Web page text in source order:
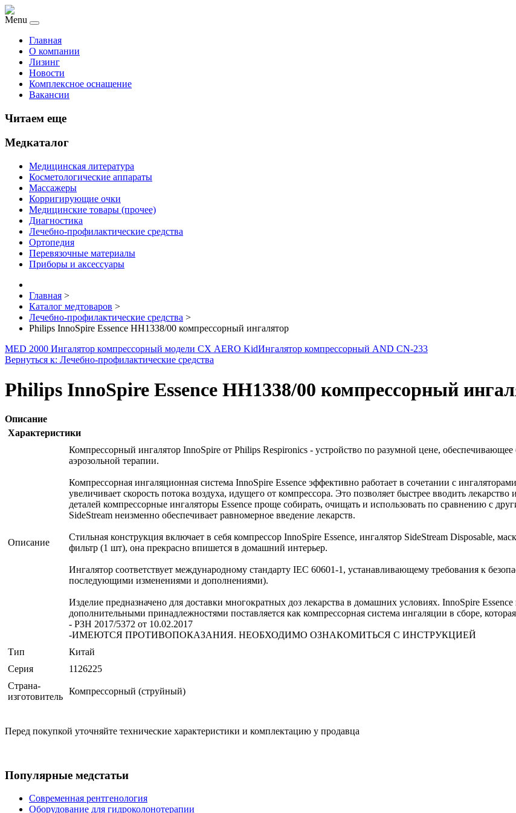
Menu
Главная
О компании
Лизинг
Новости
Комплексное оснащение
Вакансии
Читаем еще
Медкаталог
Медицинская литература
Косметологические аппараты
Массажеры
Корригирующие очки
Медицинские товары (прочее)
Диагностика
Лечебно-профилактические средства
Ортопедия
Перевязочные материалы
Приборы и аксессуары
Главная >
Каталог медтоваров >
Лечебно-профилактические средства >
Philips InnoSpire Essence HH1338/00 компрессорный ингалятор
MED 2000 Ингалятор компрессорный модели СХ AERO KidИнгалятор компрессорный AND CN-233
Вернуться к: Лечебно-профилактические средства
Philips InnoSpire Essence HH1338/00 компрессорный
Описание
Характеристики
Описание
Компрессорный ингалятор InnoSpire от Philips Respironics - устройство по разумной цене,
аэрозольной терапии.
Компрессорная ингаляционная система InnoSpire Essence эффективно работает в сочетании с
увеличивает скорость потока воздуха, идущего от компрессора. Это позволяет быстрее вводить
деталей компрессорные ингаляторы Essence проще собирать, очищать и использовать по сравнению с
SideStream неизменно обеспечивает равномерное введение лекарств.
Стильная конструкция включает в себя компрессор InnoSpire Essence, ингалятор SideStream Disposable,
фильтр (1 шт), она прекрасно впишется в домашний интерьер.
Ингалятор соответствует международному стандарту IEC 60601-1, устанавливающему требования к
последующими изменениями и дополнениями).
Изделие предназначено для доставки многократных доз лекарства в домашних условиях. InnoSpire
дополнительными принадлежностями поставляется как компрессорная система ингаляции в сборе,
- РЗН 2017/5372 от 10.02.2017
-ИМЕЮТСЯ ПРОТИВОПОКАЗАНИЯ. НЕОБХОДИМО ОЗНАКОМИТЬСЯ С ИНСТРУКЦИЕЙ
Тип
Китай
Серия
1126225
Страна-
изготовитель
Компрессорный (струйный)
Перед покупкой уточняйте технические характеристики и комплектацию у продавца
Популярные медстатьи
Современная рентгенология
Оборудование для гидроколонотерапии